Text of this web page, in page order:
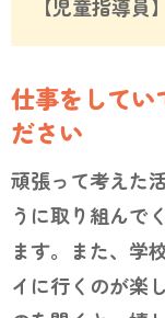
【児童指導員
仕事をしてい
ださい
頑張って考えた
うに取り組んで
ます。また、学
イに行くのが楽